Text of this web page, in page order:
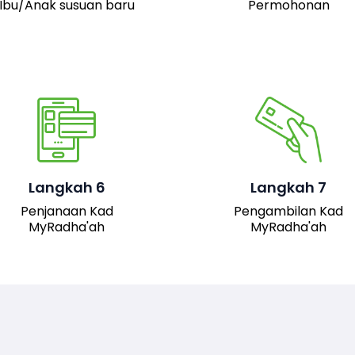
Ibu/Anak susuan baru
Permohonan
Langkah 6
Penjanaan Kad
MyRadha'ah
Setelah permohonan
akan dijana.
Langkah 7
Pengambilan Kad
MyRadha'ah
Pemohon boleh hadir ke
pejabat JAIS untuk
mengambil kad fizikal
MyRadha’ah. Selain itu,
pemohon juga boleh
turun versi digital kad
sistem untuk
kemudahan akses.